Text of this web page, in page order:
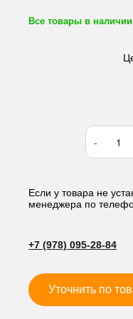
Все товары в наличии
Количество
товара
Кольцо
(O-
RING)
Если у товара не
менеджера по
+7 (978) 095-28-84
Уточнить по